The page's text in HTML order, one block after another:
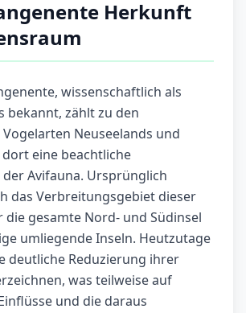
Herkunft
wissenschaftlich als
bekannt, zählt zu den
Neuseelands und
eine beachtliche
Avifauna. Ursprünglich
das Verbreitungsgebiet dieser
die gesamte Nord- und Südinsel
umliegende Inseln. Heutzutage
deutliche Reduzierung ihrer
was teilweise auf
und die daraus